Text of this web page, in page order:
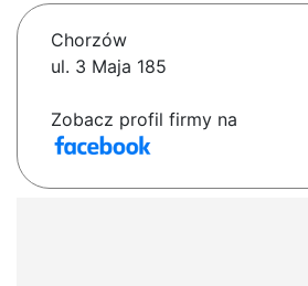
Chorzów
ul. 3 Maja 185
Zobacz profil firmy na